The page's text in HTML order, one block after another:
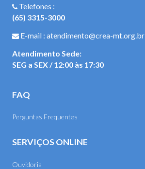
Telefones :
(65) 3315-3000
E-mail : atendimento@crea-mt.org.br
Atendimento Sede:
SEG a SEX / 12:00 às 17:30
FAQ
Perguntas Frequentes
SERVIÇOS ONLINE
Ouvidoria